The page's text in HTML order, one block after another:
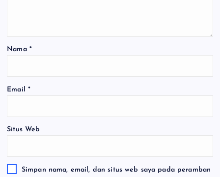
Nama *
Email *
Situs Web
Simpan nama, email, dan situs web saya pada peramban